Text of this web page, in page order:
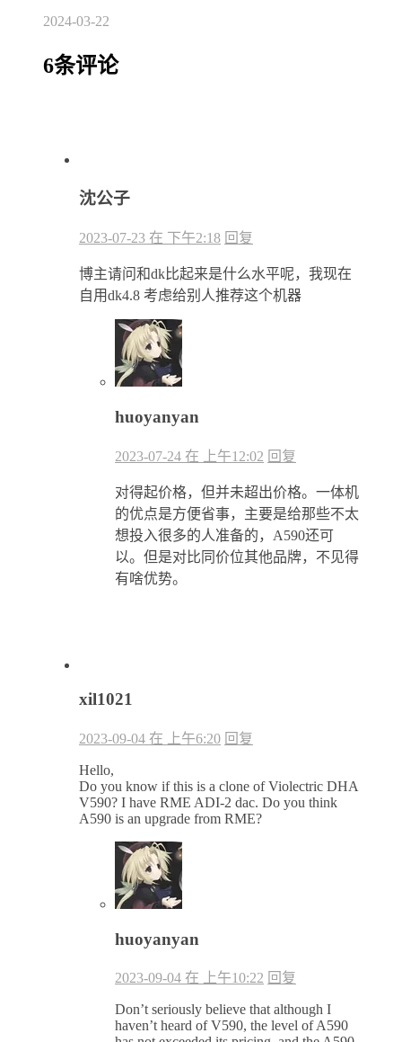
2024-03-22
6条评论
沈公子
2023-07-23 在 下午2:18 回复
博主请问和dk比起来是什么水平呢，我现在
自用dk4.8 考虑给别人推荐这个机器
huoyanyan
2023-07-24 在 上午12:02 回复
对得起价格，但并未超出价格。一体机
的优点是方便省事，主要是给那些不太
想投入很多的人准备的，A590还可
以。但是对比同价位其他品牌，不见得
有啥优势。
xil1021
2023-09-04 在 上午6:20 回复
Hello,
Do you know if this is a clone of Violectric DHA
V590? I have RME ADI-2 dac. Do you think
A590 is an upgrade from RME?
huoyanyan
2023-09-04 在 上午10:22 回复
Don’t seriously believe that although I
haven’t heard of V590, the level of A590